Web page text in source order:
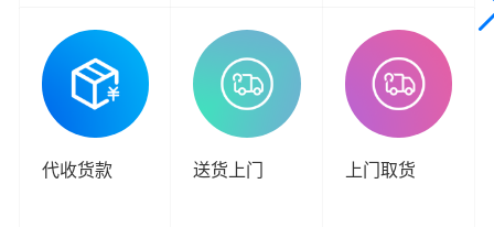
查看详细 查看详细 查看详细
代收货款 送货上门 上门取货